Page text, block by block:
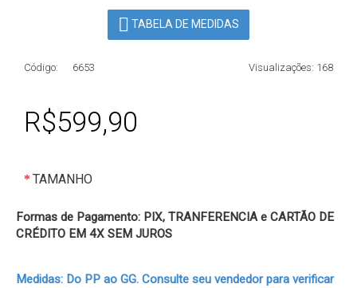
TABELA DE MEDIDAS
Visualizações: 168
Código: 6653
R$599,90
TAMANHO
Formas de Pagamento: PIX, TRANFERENCIA e CARTÃO DE
CRÉDITO EM 4X SEM JUROS
Medidas: Do PP ao GG. Consulte seu vendedor para verificar